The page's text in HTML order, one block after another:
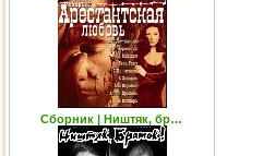
Сборник | Ништяк, бр…